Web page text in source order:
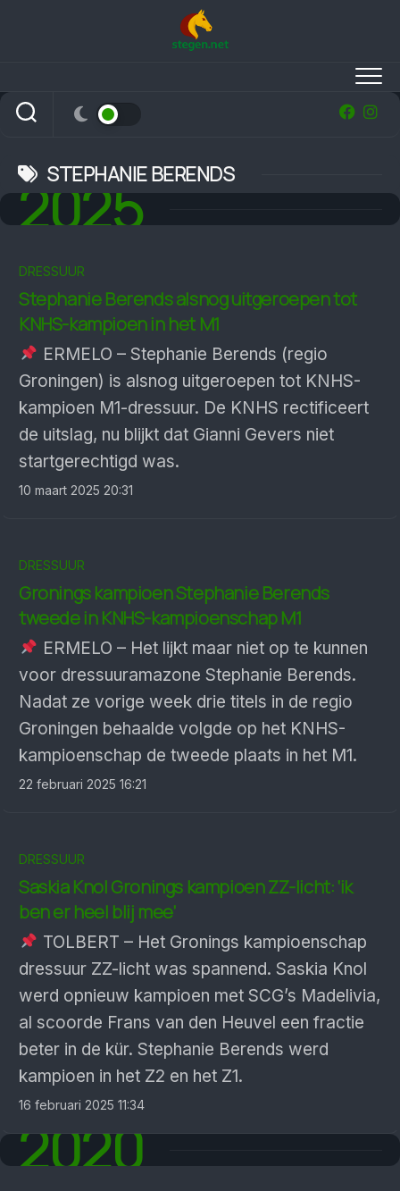
STEPHANIE BERENDS
2025
DRESSUUR
Stephanie Berends als­nog uit­ge­roepen tot
KNHS-kam­pioen in het M1
ERMELO – Stephanie Berends (regio
Groningen) is alsnog uitgeroepen tot KNHS-
kampioen M1-dressuur. De KNHS rectificeert
de uitslag, nu blijkt dat Gianni Gevers niet
startgerechtigd was.
10 maart 2025 20:31
DRESSUUR
Gronings kampioen Stephanie Berends
tweede in KNHS-kam­pioen­schap M1
ERMELO – Het lijkt maar niet op te kunnen
voor dressuuramazone Stephanie Berends.
Nadat ze vorige week drie titels in de regio
Groningen behaalde volgde op het KNHS-
kampioenschap de tweede plaats in het M1.
22 februari 2025 16:21
DRESSUUR
Saskia Knol Gronings kam­pioen ZZ-licht: ‘ik
ben er heel blij mee’
TOLBERT – Het Gronings kampioenschap
dressuur ZZ-licht was spannend. Saskia Knol
werd opnieuw kampioen met SCG’s Madelivia,
al scoorde Frans van den Heuvel een fractie
beter in de kür. Stephanie Berends werd
kampioen in het Z2 en het Z1.
16 februari 2025 11:34
2020